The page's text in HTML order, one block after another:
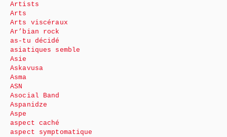
Artists
Arts
Arts viscéraux
Ar’bian rock
as-tu décidé
asiatiques semble
Asie
Askavusa
Asma
ASN
Asocial Band
Aspanidze
Aspe
aspect caché
aspect symptomatique